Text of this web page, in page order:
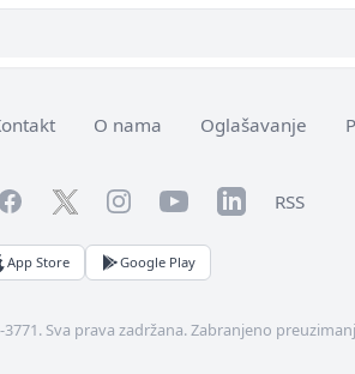
O nama Oglašavanje
TwitterInstagramYouTubeLinkedInRSS
App Store Google Play
Sva prava zadržana. Zabranjeno